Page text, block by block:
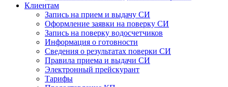
Клиентам
Запись на прием и выдачу СИ
Оформление заявки на поверку СИ
Запись на поверку водосчетчиков
Информация о готовности
Сведения о результатах поверки СИ
Правила приема и выдачи СИ
Электронный прейскурант
Тарифы